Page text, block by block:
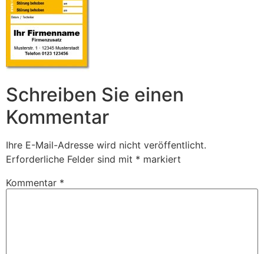
Schreiben Sie einen
Kommentar
Ihre E-Mail-Adresse wird nicht veröffentlicht.
Erforderliche Felder sind mit * markiert
Kommentar *